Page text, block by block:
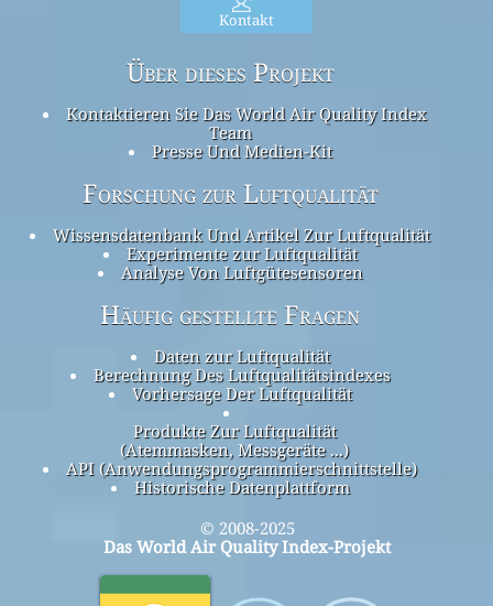
Kontakt
Über dieses Projekt
Kontaktieren Sie Das World Air Quality Index
Team
Presse Und Medien-Kit
Forschung zur Luftqualität
Wissensdatenbank Und Artikel Zur Luftqualität
Experimente zur Luftqualität
Analyse Von Luftgütesensoren
Häufig gestellte Fragen
Daten zur Luftqualität
Berechnung Des Luftqualitätsindexes
Vorhersage Der Luftqualität
Produkte Zur Luftqualität
(Atemmasken, Messgeräte ...)
API (Anwendungsprogrammierschnittstelle)
Historische Datenplattform
© 2008-2025
Das World Air Quality Index-Projekt